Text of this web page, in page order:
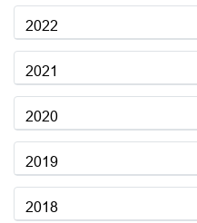
2022
2021
2020
2019
2018